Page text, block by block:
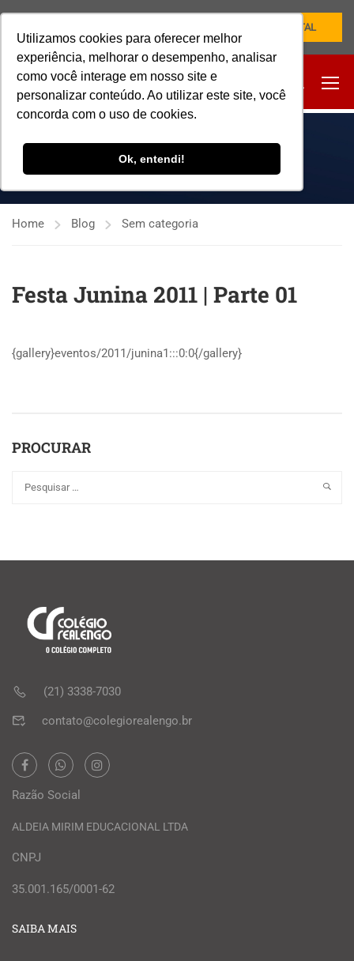
Utilizamos cookies para oferecer melhor
experiência, melhorar o desempenho, analisar
como você interage em nosso site e
personalizar conteúdo. Ao utilizar este site, você
concorda com o uso de cookies.
Ok, entendi!
NOVO PORTAL
SEM CATEGORIA
Home Blog Sem categoria
Festa Junina 2011 | Parte 01
{gallery}eventos/2011/junina1:::0:0{/gallery}
PROCURAR
(21) 3338-7030
contato@colegiorealengo.br
Razão Social
ALDEIA MIRIM EDUCACIONAL LTDA
CNPJ
35.001.165/0001-62
SAIBA MAIS